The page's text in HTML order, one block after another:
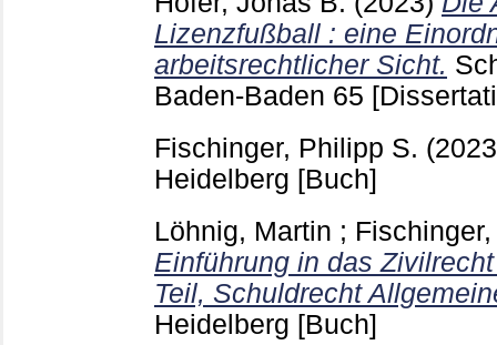
Lizenzfußball : eine
arbeitsrechtlicher Sicht.
Baden-Baden 65
Fischinger, Philipp S.
Heidelberg [Buch]
Löhnig, Martin ;
Einführung in das
Teil, Schuldrecht
Heidelberg [Buch]